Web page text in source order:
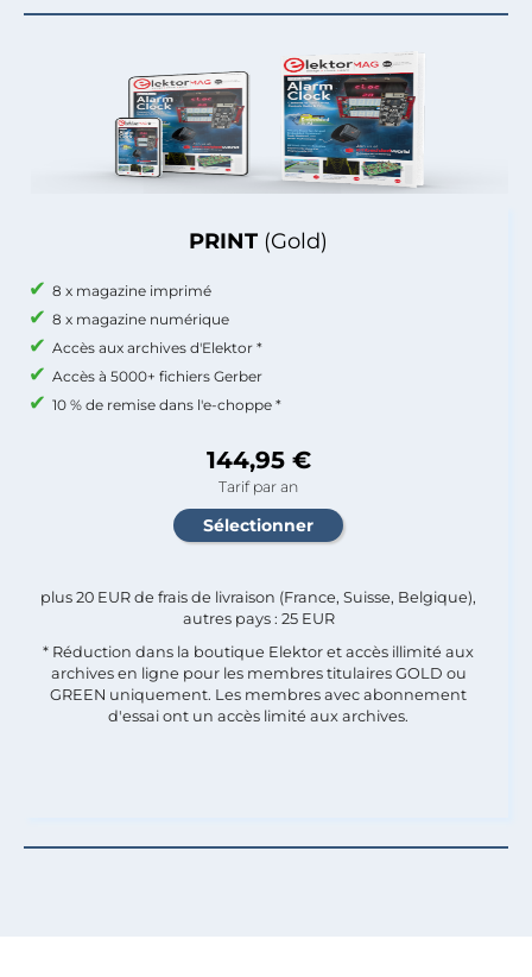
PRINT (Gold)
8 x magazine imprimé
8 x magazine numérique
Accès aux archives d'Elektor *
Accès à 5000+ fichiers Gerber
10 % de remise dans l'e-choppe *
144,95 €
Tarif par an
plus 20 EUR de frais de livraison (France, Suisse, Belgique),
autres pays : 25 EUR
* Réduction dans la boutique Elektor et accès illimité aux
archives en ligne pour les membres titulaires GOLD ou
GREEN uniquement. Les membres avec abonnement
d'essai ont un accès limité aux archives.